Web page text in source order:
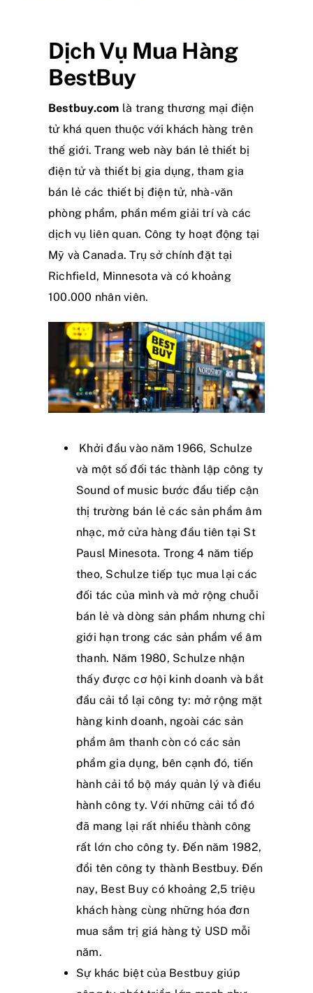
Dịch Vụ Mua Hàng
BestBuy
Bestbuy.com là trang thương mại điện
tử khá quen thuộc với khách hàng trên
thế giới. Trang web này bán lẻ thiết bị
điện tử và thiết bị gia dụng, tham gia
bán lẻ các thiết bị điện tử, nhà-văn
phòng phẩm, phần mềm giải trí và các
dịch vụ liên quan. Công ty hoạt động tại
Mỹ và Canada. Trụ sở chính đặt tại
Richfield, Minnesota và có khoảng
100.000 nhân viên.
Khởi đầu vào năm 1966, Schulze
và một số đối tác thành lập công ty
Sound of music bước đầu tiếp cận
thị trường bán lẻ các sản phẩm âm
nhạc, mở cửa hàng đầu tiên tại St
Pausl Minesota. Trong 4 năm tiếp
theo, Schulze tiếp tục mua lại các
đối tác của mình và mở rộng chuỗi
bán lẻ và dòng sản phẩm nhưng chỉ
giới hạn trong các sản phẩm về âm
thanh. Năm 1980, Schulze nhận
thấy được cơ hội kinh doanh và bắt
đầu cải tổ lại công ty: mở rộng mặt
hàng kinh doanh, ngoài các sản
phẩm âm thanh còn có các sản
phẩm gia dụng, bên cạnh đó, tiến
hành cải tổ bộ máy quản lý và điều
hành công ty. Với những cải tổ đó
đã mang lại rất nhiều thành công
rất lớn cho công ty. Đến năm 1982,
đổi tên công ty thành Bestbuy. Đến
nay, Best Buy có khoảng 2,5 triệu
khách hàng cùng những hóa đơn
mua sắm trị giá hàng tỷ USD mỗi
năm.
Sự khác biệt của Bestbuy giúp